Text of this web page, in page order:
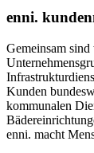
enni.
Gemeinsam
Kunden
kommunalen
enni. macht